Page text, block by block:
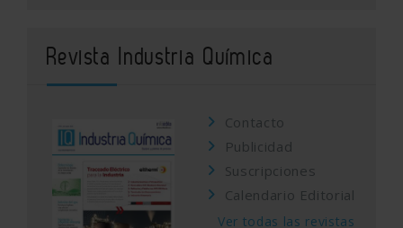
Revista Industria Química
Contacto
Publicidad
Suscripciones
Calendario Editorial
Ver todas las revistas